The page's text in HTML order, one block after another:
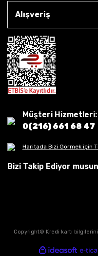
Alışveriş
Müşteri Hizmetleri:
0(216) 661 68 47
Haritada Bizi Görmek için
Bizi Takip Ediyor
Copyright© Kredi kartı
ideasoft